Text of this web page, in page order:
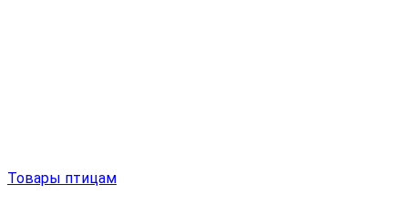
Товары птицам